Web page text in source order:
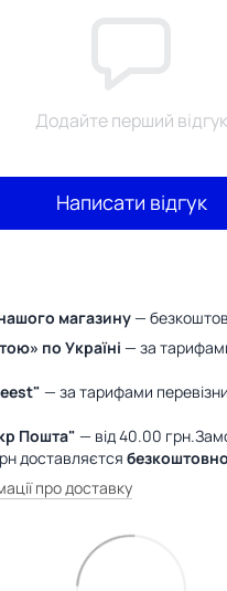
Додайте перший відгук
Написати відгук
магазину—
по Україні — за
— за тарифами
Пошта" — від 40.00
доставляєтся безкоштовно
про доставку